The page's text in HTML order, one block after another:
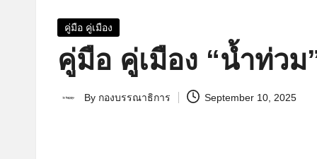
Posted
คู่มือ คู่เมือง
คู่มือ คู่เมือง “น้ำท่วม
Posted
By กองบรรณาธิการ September 10, 2025